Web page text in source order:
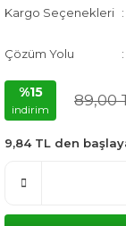
Kargo Seçenekleri
Çözüm Yolu
%15
indirim
89,00
9,84 TL den